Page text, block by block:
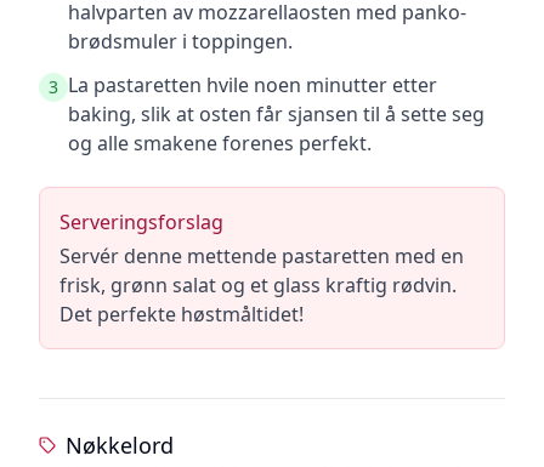
halvparten av mozzarellaosten med panko-
brødsmuler i toppingen.
3 La pastaretten hvile noen minutter etter
baking, slik at osten får sjansen til å sette seg
og alle smakene forenes perfekt.
Serveringsforslag
Servér denne mettende pastaretten med en
frisk, grønn salat og et glass kraftig rødvin.
Det perfekte høstmåltidet!
Nøkkelord